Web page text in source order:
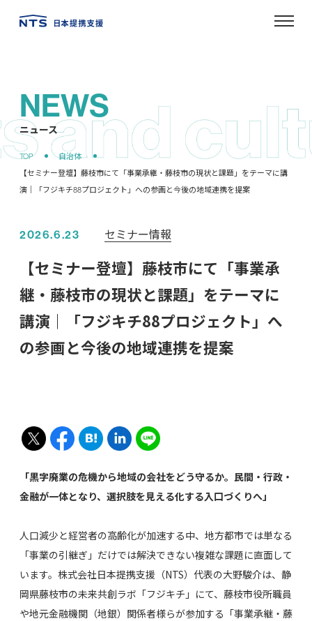
NEWS
ニュース
2026.6.23 セミナー情報
【セミナー登壇】藤枝市にて「事業承
継・藤枝市の現状と課題」をテーマに
講演｜「フジキチ88プロジェクト」へ
の参画と今後の地域連携を提案
「黒字廃業の危機から地域の会社をどう守るか。民間・行政・
金融が一体となり、選択肢を見える化する入口づくりへ」
人口減少と経営者の高齢化が加速する中、 地方都市では単なる
「事業の引継ぎ」だけでは解決できない複雑な課題に直面して
います。 株式会社日本提携支援（NTS）代表の大野駿介は、 静
岡県藤枝市の未来共創ラボ「フジキチ」にて、 藤枝市役所職員
や地元金融機関（地銀）関係者様らが参加する「事業承継・藤